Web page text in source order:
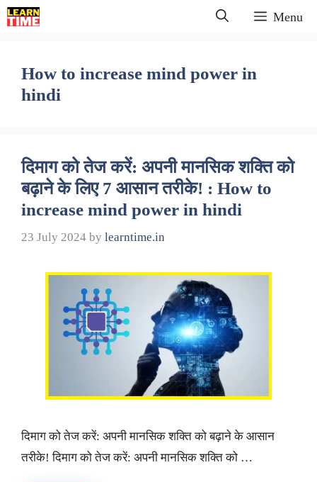
Skip
to
Menu
How to increase mind power in
hindi
दिमाग को तेज करें: अपनी मानसिक शक्ति को
बढ़ाने के लिए 7 आसान तरीके! : How to
increase mind power in hindi
23 July 2024 by learntime.in
दिमाग को तेज करें: अपनी मानसिक शक्ति को बढ़ाने के आसान
तरीके! दिमाग को तेज करें: अपनी मानसिक शक्ति को …